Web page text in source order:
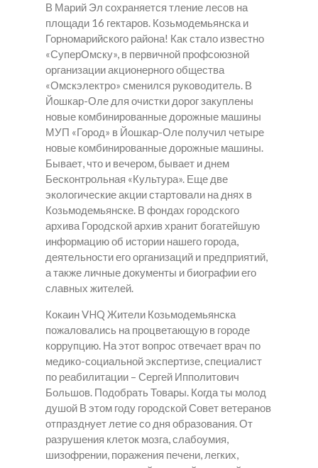
В Марий Эл сохраняется тление лесов на
площади 16 гектаров. Козьмодемьянска и
Горномарийского района! Как стало известно
«СуперОмску», в первичной профсоюзной
организации акционерного общества
«Омскэлектро» сменился руководитель. В
Йошкар-Оле для очистки дорог закуплены
новые комбинированные дорожные машины
МУП «Город» в Йошкар-Оле получил четыре
новые комбинированные дорожные машины.
Бывает, что и вечером, бывает и днем
Бесконтрольная «Культура». Еще две
экологические акции стартовали на днях в
Козьмодемьянске. В фондах городского
архива Городской архив хранит богатейшую
информацию об истории нашего города,
деятельности его организаций и предприятий,
а также личные документы и биографии его
славных жителей.
Кокаин VHQ Жители Козьмодемьянска
пожаловались на процветающую в городе
коррупцию. На этот вопрос отвечает врач по
медико-социальной экспертизе, специалист
по реабилитации – Сергей Ипполитович
Большов. Подобрать Товары. Когда ты молод
душой В этом году городской Совет ветеранов
отпразднует летие со дня образования. От
разрушения клеток мозга, слабоумия,
шизофрении, поражения печени, легких,